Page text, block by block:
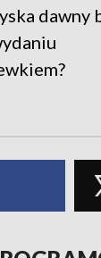
dawny